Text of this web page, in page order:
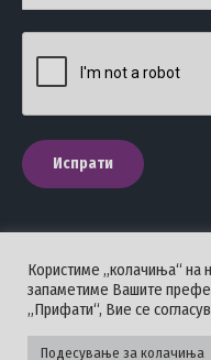
Испрати
Стоматолошка комора на
Користиме „колачиња“ на
запаметиме Вашите
„Прифати“, Вие се
Подесување за колачиња